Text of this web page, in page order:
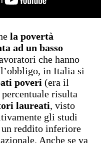
la povertà
ad un basso
che hanno
in Italia si
poveri (era il
risulta
laureati, visto
gli studi
reddito inferiore
Anche se va